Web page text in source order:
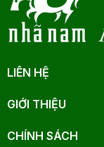
LIÊN HỆ
GIỚI THIỆU
CHÍNH SÁCH